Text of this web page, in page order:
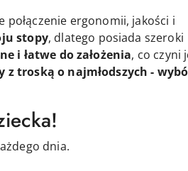
połączenie ergonomii, jakości i
stopy, dlatego posiada szeroki
i łatwe do założenia, co czyni
troską o najmłodszych -
dnia.